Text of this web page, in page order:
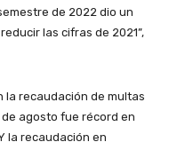
de 2022 dio un
las cifras de 2021”,
la recaudación de multas
de agosto fue récord en
la recaudación en